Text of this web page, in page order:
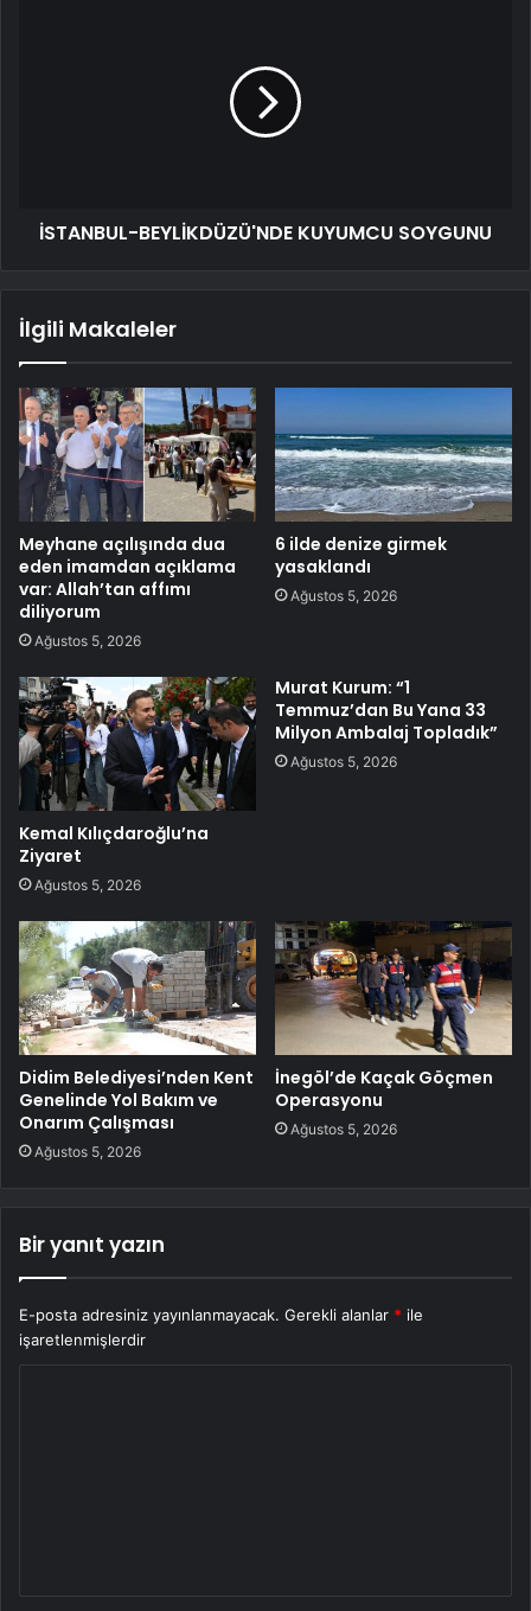
İSTANBUL-BEYLİKDÜZÜ'NDE KUYUMCU SOYGUNU
İlgili Makaleler
Meyhane açılışında dua
eden imamdan açıklama
var: Allah’tan affımı
diliyorum
Ağustos 5, 2026
6 ilde denize girmek
yasaklandı
Ağustos 5, 2026
Kemal Kılıçdaroğlu’na
Ziyaret
Ağustos 5, 2026
Murat Kurum: “1
Temmuz’dan Bu Yana 33
Milyon Ambalaj Topladık”
Ağustos 5, 2026
Didim Belediyesi’nden Kent
Genelinde Yol Bakım ve
Onarım Çalışması
Ağustos 5, 2026
İnegöl’de Kaçak Göçmen
Operasyonu
Ağustos 5, 2026
Bir yanıt yazın
E-posta adresiniz yayınlanmayacak. Gerekli alanlar * ile
işaretlenmişlerdir